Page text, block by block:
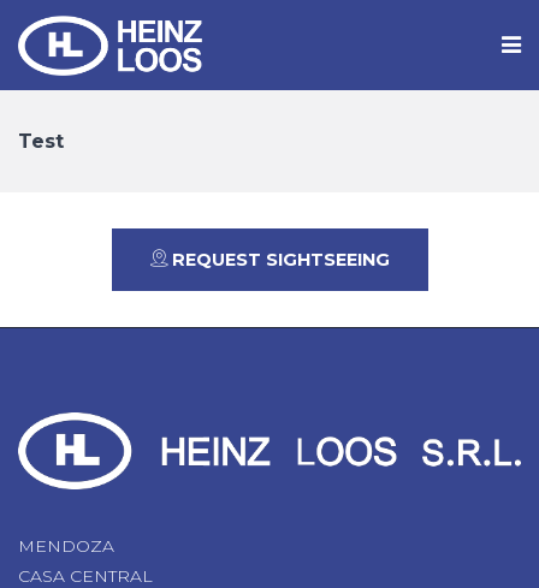
Test
REQUEST SIGHTSEEING
MENDOZA
CASA CENTRAL